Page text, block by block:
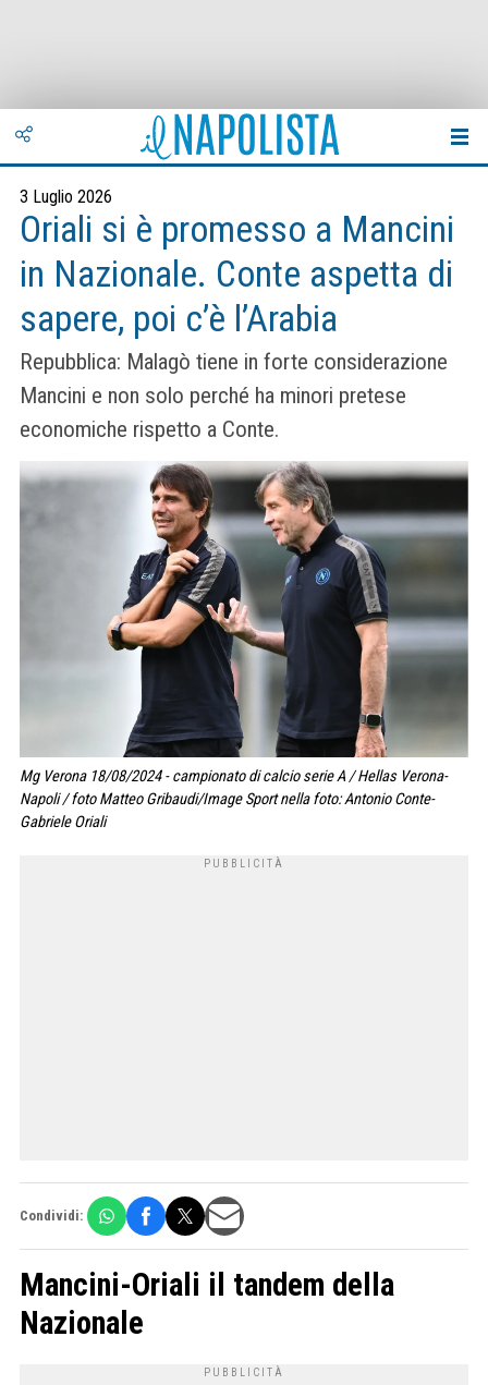
3 Luglio 2026
Oriali si è promesso a Mancini
in Nazionale. Conte aspetta di
sapere, poi c’è l’Arabia
Repubblica: Malagò tiene in forte considerazione
Mancini e non solo perché ha minori pretese
economiche rispetto a Conte.
Mg Verona 18/08/2024 - campionato di calcio serie A / Hellas Verona-
Napoli / foto Matteo Gribaudi/Image Sport nella foto: Antonio Conte-
Gabriele Oriali
Condividi:
Mancini-Oriali il tandem della
Nazionale